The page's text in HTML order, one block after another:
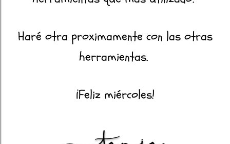
Haré otra proximamente con las otras
herramientas.
¡Feliz miércoles!